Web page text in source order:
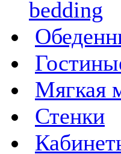
bedding
Мягкая
Стенки